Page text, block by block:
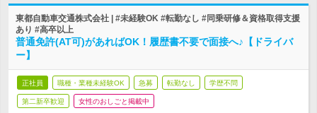
東都自動車交通株式会社 | #未経験OK #転勤なし #同乗研修＆資格取得支援
あり #高卒以上
普通免許(AT可)があればOK！履歴書不要で面接へ♪【ドライバ
ー】
正社員 職種・業種未経験OK 急募 転勤なし 学歴不問
第二新卒歓迎 女性のおしごと掲載中